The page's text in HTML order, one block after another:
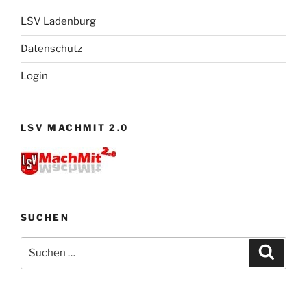
LSV Ladenburg
Datenschutz
Login
LSV MACHMIT 2.0
SUCHEN
nach: